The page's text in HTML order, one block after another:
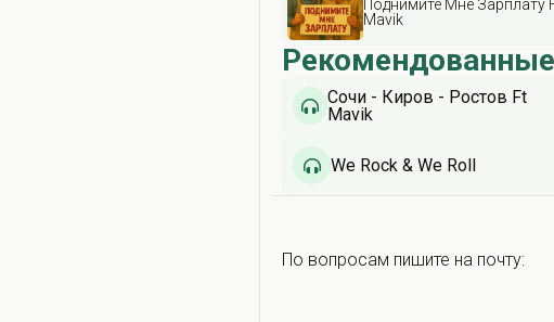
Поднимите Мне Зарплату
Mavik
Сочи - Киров - Ростов Ft
Mavik
We Rock & We Roll
По вопросам пишите на почту: